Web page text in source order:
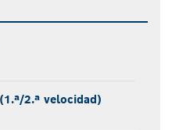
2.ª velocidad)